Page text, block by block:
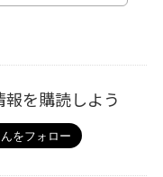
報を購読しよう